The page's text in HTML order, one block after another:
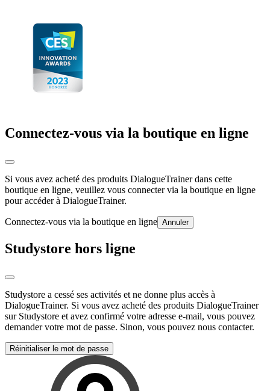
Connectez-vous via la boutique en ligne
Si vous avez acheté des produits DialogueTrainer dans cette
boutique en ligne, veuillez vous connecter via la boutique en ligne
pour accéder à DialogueTrainer.
Connectez-vous via la boutique en ligne Annuler
Studystore hors ligne
Studystore a cessé ses activités et ne donne plus accès à
DialogueTrainer. Si vous avez acheté des produits DialogueTrainer
sur Studystore et avez confirmé votre adresse e-mail, vous pouvez
demander votre mot de passe. Sinon, vous pouvez nous contacter.
Réinitialiser le mot de passe